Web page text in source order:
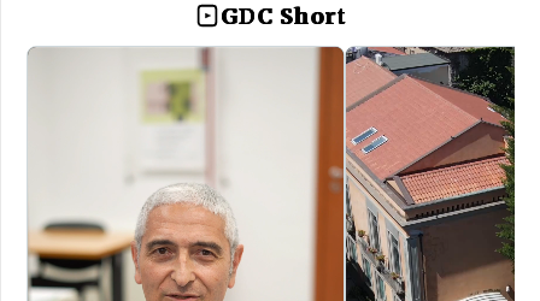
GDC Short